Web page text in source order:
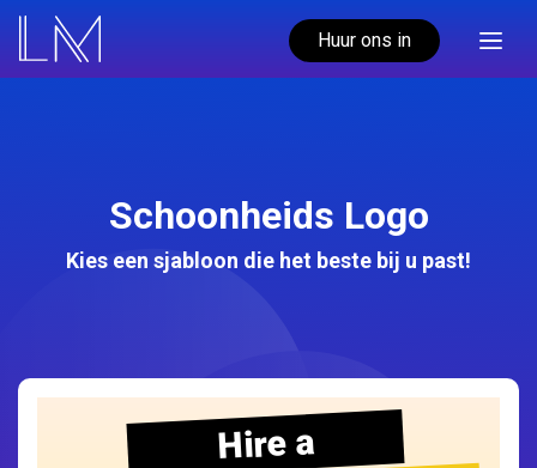
Huur ons in
Schoonheids Logo
Kies een sjabloon die het beste bij u past!
Hire a